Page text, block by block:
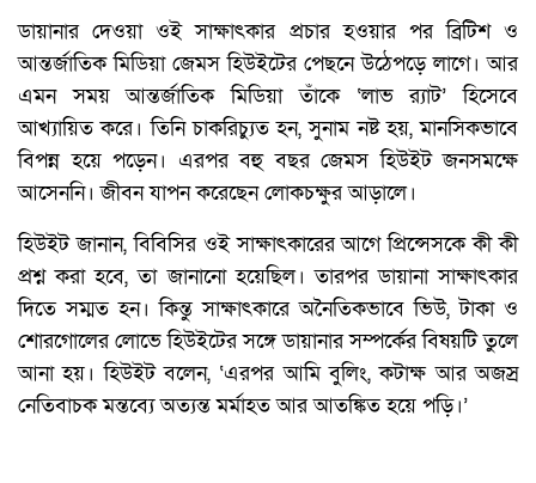
ডায়ানার দেওয়া ওই সাক্ষাৎকার প্রচার হওয়ার পর ব্রিটিশ ও
আন্তর্জাতিক মিডিয়া জেমস হিউইটের পেছনে উঠেপড়ে লাগে। আর
এমন সময় আন্তর্জাতিক মিডিয়া তাঁকে ‘লাভ র‍্যাট’ হিসেবে
আখ্যায়িত করে। তিনি চাকরিচ্যুত হন, সুনাম নষ্ট হয়, মানসিকভাবে
বিপন্ন হয়ে পড়েন। এরপর বহু বছর জেমস হিউইট জনসমক্ষে
আসেননি। জীবন যাপন করেছেন লোকচক্ষুর আড়ালে।
হিউইট জানান, বিবিসির ওই সাক্ষাৎকারের আগে প্রিন্সেসকে কী কী
প্রশ্ন করা হবে, তা জানানো হয়েছিল। তারপর ডায়ানা সাক্ষাৎকার
দিতে সম্মত হন। কিন্তু সাক্ষাৎকারে অনৈতিকভাবে ভিউ, টাকা ও
শোরগোলের লোভে হিউইটের সঙ্গে ডায়ানার সম্পর্কের বিষয়টি তুলে
আনা হয়। হিউইট বলেন, ‘এরপর আমি বুলিং, কটাক্ষ আর অজস্র
নেতিবাচক মন্তব্যে অত্যন্ত মর্মাহত আর আতঙ্কিত হয়ে পড়ি।’